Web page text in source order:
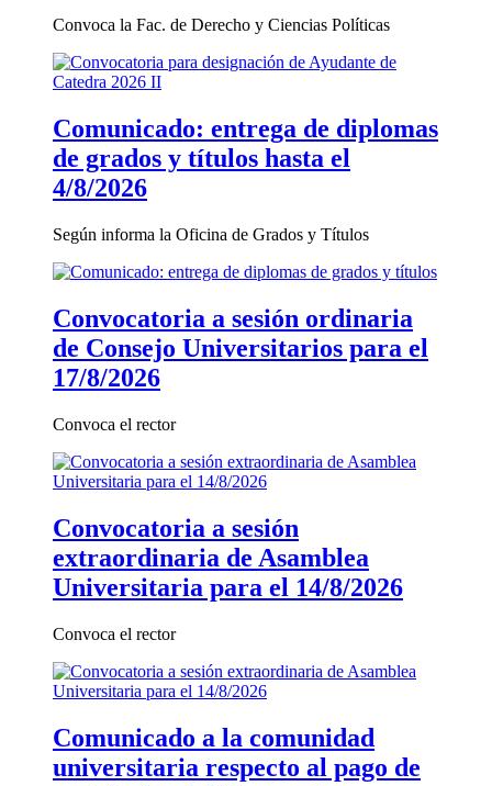
Convoca la Fac. de Derecho y Ciencias Políticas
Comunicado: entrega de diplomas
de grados y títulos hasta el
4/8/2026
Según informa la Oficina de Grados y Títulos
Convocatoria a sesión ordinaria
de Consejo Universitarios para el
17/8/2026
Convoca el rector
Convocatoria a sesión
extraordinaria de Asamblea
Universitaria para el 14/8/2026
Convoca el rector
Comunicado a la comunidad
universitaria respecto al pago de